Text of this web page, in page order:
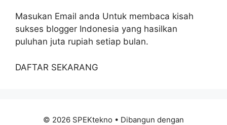
Masukan Email anda Untuk membaca kisah
sukses blogger Indonesia yang hasilkan
puluhan juta rupiah setiap bulan.
DAFTAR SEKARANG
© 2026 SPEKtekno • Dibangun dengan